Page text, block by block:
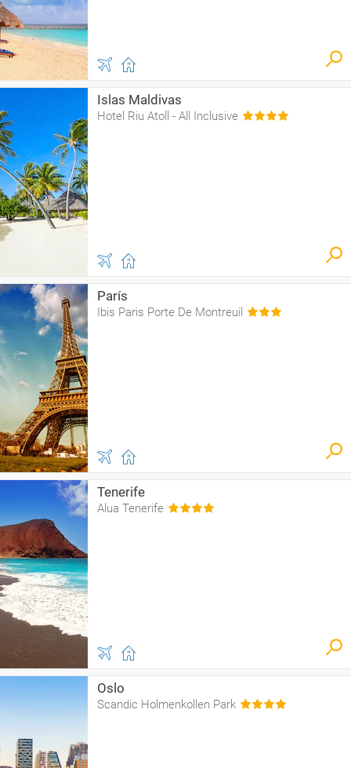
Islas Maldivas
Hotel Riu Atoll - All Inclusive
París
Ibis Paris Porte De Montreuil
Tenerife
Alua Tenerife
Oslo
Scandic Holmenkollen Park